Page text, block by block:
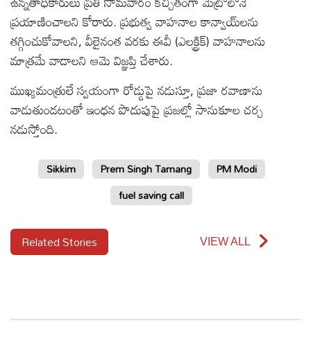
ప్రయాణించాలని కోరారు. ప్రభుత్వ వాహనాల కాన్వాయ్‌లను
తగ్గించుకోవాలని, వీలైనంత వరకు ఈవీ (ఎలక్ట్రిక్) వాహనాలను
మాత్రమే వాడాలని ఆమె విజ్ఞప్తి చేశారు.
ముఖ్యమంత్రులే స్వయంగా రోడ్డుపై నడుస్తూ, ప్రజా రవాణాను
వాడుతుండటంతో ఇంధన పొదుపుపై ప్రజల్లో సానుకూల చర్చ
నడుస్తోంది.
Sikkim Prem Singh Tamang
PM Modi
fuel saving call
Related Stories VIEW ALL